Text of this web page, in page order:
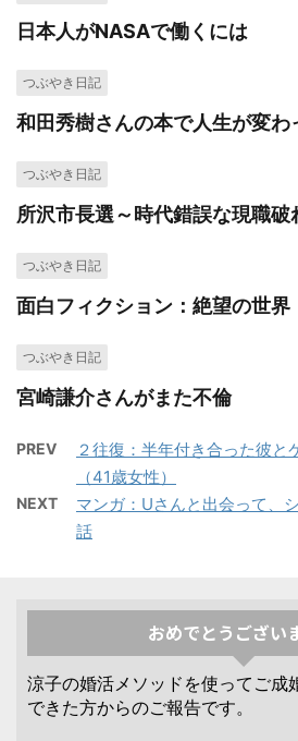
日本人がNASAで働くには
つぶやき日記
和田秀樹さんの本で人生が変わ
つぶやき日記
所沢市長選～時代錯誤な現職破
つぶやき日記
面白フィクション：絶望の世界
つぶやき日記
宮崎謙介さんがまた不倫
PREV
２往復：半年付き合った彼と
（41歳女性）
NEXT
マンガ：Uさんと出会って、
話
おめでとうござい
涼子の婚活メソッドを使ってご成
できた方からのご報告です。